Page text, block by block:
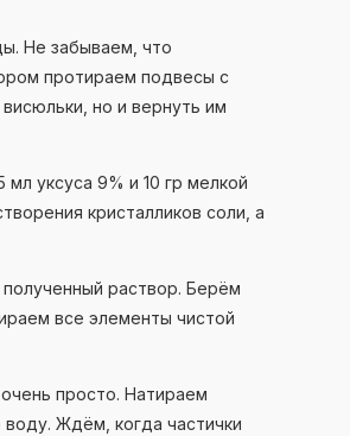
Не забываем, что
протираем подвесы с
но и вернуть им
уксуса 9% и 10 гр мелкой
кристалликов соли, а
раствор. Берём
все элементы чистой
просто. Натираем
Ждём, когда частички